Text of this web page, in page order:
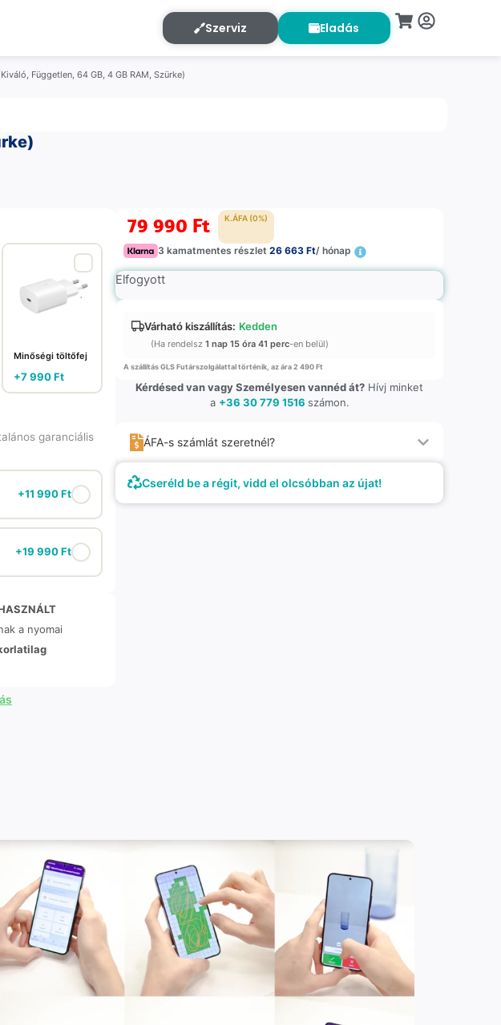
Szerviz Eladás
Független, 64 GB, 4 GB RAM, Szürke)
Minőségi töltőfej
+7 990Ft
garanciális
+11 990Ft
+19 990Ft
a nyomai
79 990 Ft K.ÁFA (0%)
3 kamatmentes részlet26 663 Ft/ hónap
Elfogyott
Várható kiszállítás: Kedden
(Ha rendelsz1 nap 15 óra 41 perc-en belül)
A szállítás GLS Futárszolgálattal történik, az ára 2 490 Ft
Kérdésed van vagy Személyesen vannéd át? Hívj minket
a +36 30 779 1516 számon.
ÁFA-s számlát szeretnél?
Cseréld be a régit, vidd el olcsóbban az újat!